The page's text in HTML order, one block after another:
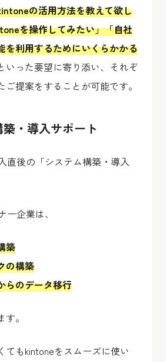
の活用方法を教えて欲し
を操作してみたい」「自社
を利用するためにいくらかかる
いった要望に寄り添い、それぞ
ご提案をすることが可能です。
・導入サポート
直後の「システム構築・導入
ー企業は、
築
の構築
らのデータ移行
。
てもkintoneをスムーズに使い